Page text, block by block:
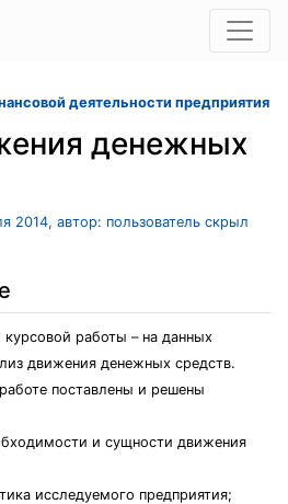
деятельности предприятия
денежных
2014, автор: пользователь скрыл
работы – на данных
движения денежных средств.
поставлены и решены
и сущности движения
исследуемого предприятия;